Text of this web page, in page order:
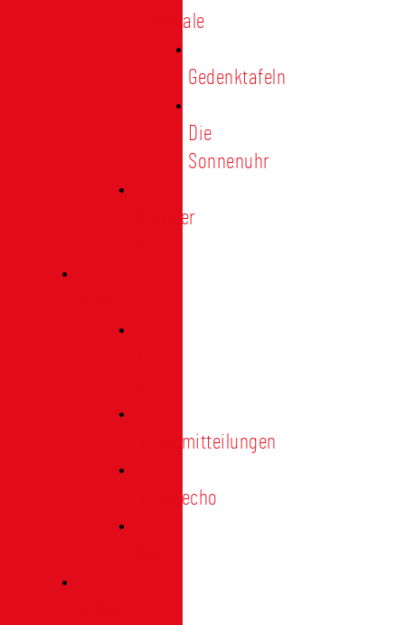
Denkmale
Gedenktafeln
Die
Sonnenuhr
Ratinger
Pressemitteilungen
Presseecho